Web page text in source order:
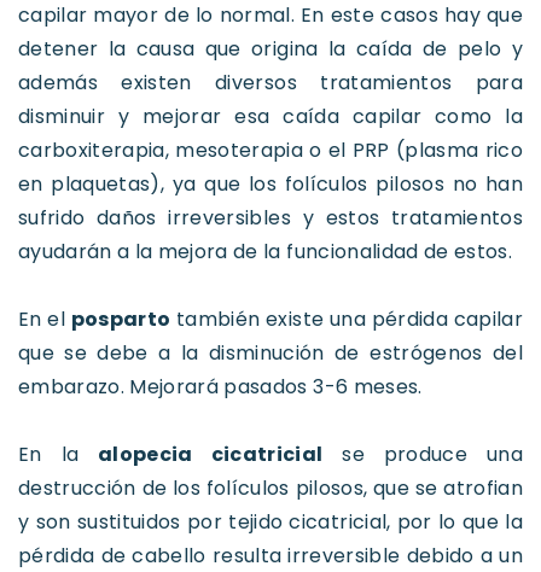
capilar mayor de lo normal. En este casos hay que
detener la causa que origina la caída de pelo y
además existen diversos tratamientos para
disminuir y mejorar esa caída capilar como la
carboxiterapia, mesoterapia o el PRP (plasma rico
en plaquetas), ya que los folículos pilosos no han
sufrido daños irreversibles y estos tratamientos
ayudarán a la mejora de la funcionalidad de estos.
En el posparto también existe una pérdida capilar
que se debe a la disminución de estrógenos del
embarazo. Mejorará pasados 3-6 meses.
En la alopecia cicatricial se produce una
destrucción de los folículos pilosos, que se atrofian
y son sustituidos por tejido cicatricial, por lo que la
pérdida de cabello resulta irreversible debido a un